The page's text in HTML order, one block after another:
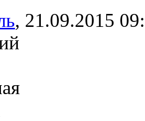
, 21.09.2015